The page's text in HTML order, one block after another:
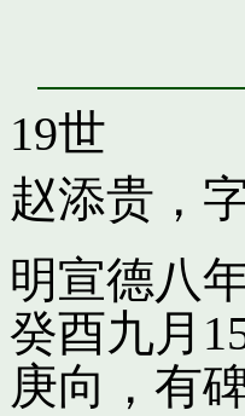
19世
赵添贵，
明宣德八
癸酉九月
庚向，有